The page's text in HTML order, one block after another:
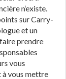
n’existe.
sur Carry-
et un
prendre
vous
à vous mettre